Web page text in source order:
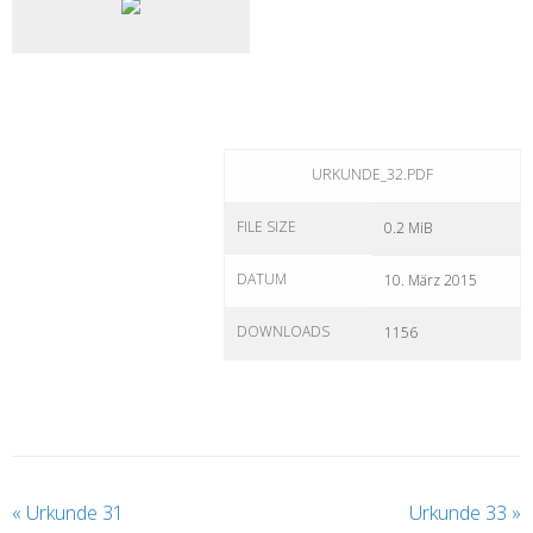
URKUNDE_32.PDF
FILE SIZE 0.2 MiB
DATUM 10. März 2015
DOWNLOADS 1156
« Urkunde 31 Urkunde 33 »